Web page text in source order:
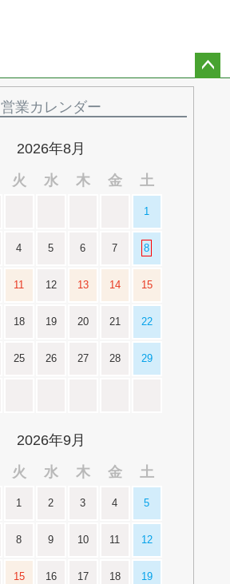
営業カレンダー
2026年8月
火 水 木 金 土
1
4 5 6 7 8
11 12 13 14 15
18 19 20 21 22
25 26 27 28 29
2026年9月
火 水 木 金 土
1 2 3 4 5
8 9 10 11 12
15 16 17 18 19